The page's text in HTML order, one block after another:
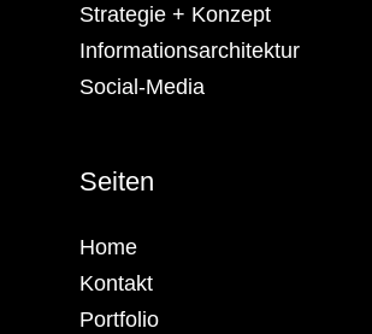
Strategie + Konzept
Informationsarchitektur
Social-Media
Seiten
Home
Kontakt
Portfolio